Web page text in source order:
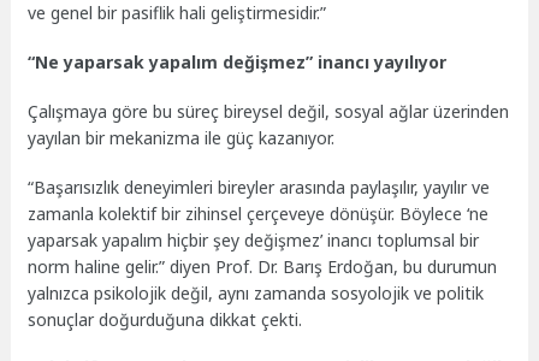
ve genel bir pasiflik hali geliştirmesidir.”
“Ne yaparsak yapalım değişmez” inancı yayılıyor
Çalışmaya göre bu süreç bireysel değil, sosyal ağlar üzerinden
yayılan bir mekanizma ile güç kazanıyor.
“Başarısızlık deneyimleri bireyler arasında paylaşılır, yayılır ve
zamanla kolektif bir zihinsel çerçeveye dönüşür. Böylece ‘ne
yaparsak yapalım hiçbir şey değişmez’ inancı toplumsal bir
norm haline gelir.” diyen Prof. Dr. Barış Erdoğan, bu durumun
yalnızca psikolojik değil, aynı zamanda sosyolojik ve politik
sonuçlar doğurduğuna dikkat çekti.